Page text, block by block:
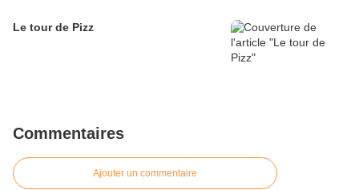
Le tour de Pizz
Commentaires
Ajouter un commentaire